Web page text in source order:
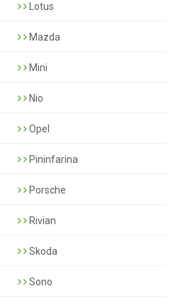
Lotus
Mazda
Mini
Nio
Opel
Pininfarina
Porsche
Rivian
Skoda
Sono